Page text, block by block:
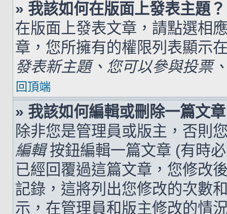
» 我該如何在版面上發表主題？
在版面上發表文章，請點選相
章，您所擁有的權限列表顯示
發表新主題、您可以參與投票
回頂端
» 我該如何編輯或刪除一篇文
除非您是管理員或版主，否則
編輯按鈕編輯一篇文章 (有時
已經回覆過這篇文章，您修改
記錄，這將列出您修改的次數
示，在管理員和版主修改的情